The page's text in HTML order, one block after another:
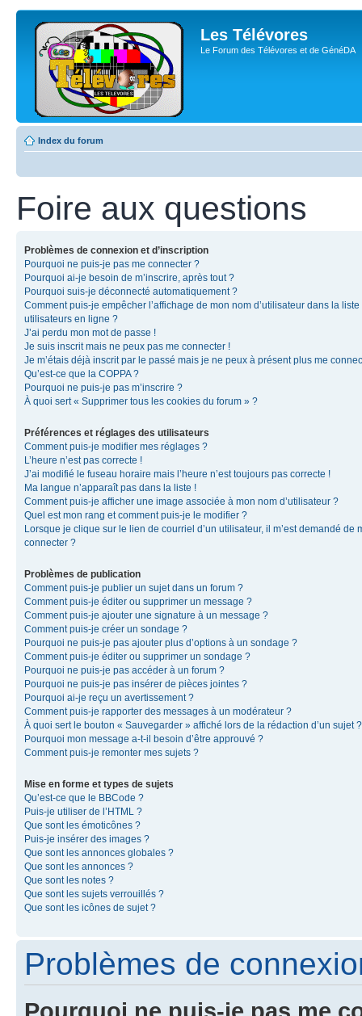
Les Télévores
Le Forum des Télévores et de GénéDA
Index du forum
Foire aux questions
Problèmes de connexion et d’inscription
Pourquoi ne puis-je pas me connecter ?
Pourquoi ai-je besoin de m’inscrire, après tout ?
Pourquoi suis-je déconnecté automatiquement ?
Comment puis-je empêcher l’affichage de mon nom d’utilisateur dans la liste
utilisateurs en ligne ?
J’ai perdu mon mot de passe !
Je suis inscrit mais ne peux pas me connecter !
Je m’étais déjà inscrit par le passé mais je ne peux à présent plus me
Qu’est-ce que la COPPA ?
Pourquoi ne puis-je pas m’inscrire ?
À quoi sert « Supprimer tous les cookies du forum » ?
Préférences et réglages des utilisateurs
Comment puis-je modifier mes réglages ?
L’heure n’est pas correcte !
J’ai modifié le fuseau horaire mais l’heure n’est toujours pas correcte !
Ma langue n’apparaît pas dans la liste !
Comment puis-je afficher une image associée à mon nom d’utilisateur ?
Quel est mon rang et comment puis-je le modifier ?
Lorsque je clique sur le lien de courriel d’un utilisateur, il m’est demandé de
connecter ?
Problèmes de publication
Comment puis-je publier un sujet dans un forum ?
Comment puis-je éditer ou supprimer un message ?
Comment puis-je ajouter une signature à un message ?
Comment puis-je créer un sondage ?
Pourquoi ne puis-je pas ajouter plus d’options à un sondage ?
Comment puis-je éditer ou supprimer un sondage ?
Pourquoi ne puis-je pas accéder à un forum ?
Pourquoi ne puis-je pas insérer de pièces jointes ?
Pourquoi ai-je reçu un avertissement ?
Comment puis-je rapporter des messages à un modérateur ?
À quoi sert le bouton « Sauvegarder » affiché lors de la rédaction d’un sujet ?
Pourquoi mon message a-t-il besoin d’être approuvé ?
Comment puis-je remonter mes sujets ?
Mise en forme et types de sujets
Qu’est-ce que le BBCode ?
Puis-je utiliser de l’HTML ?
Que sont les émoticônes ?
Puis-je insérer des images ?
Que sont les annonces globales ?
Que sont les annonces ?
Que sont les notes ?
Que sont les sujets verrouillés ?
Que sont les icônes de sujet ?
Problèmes de